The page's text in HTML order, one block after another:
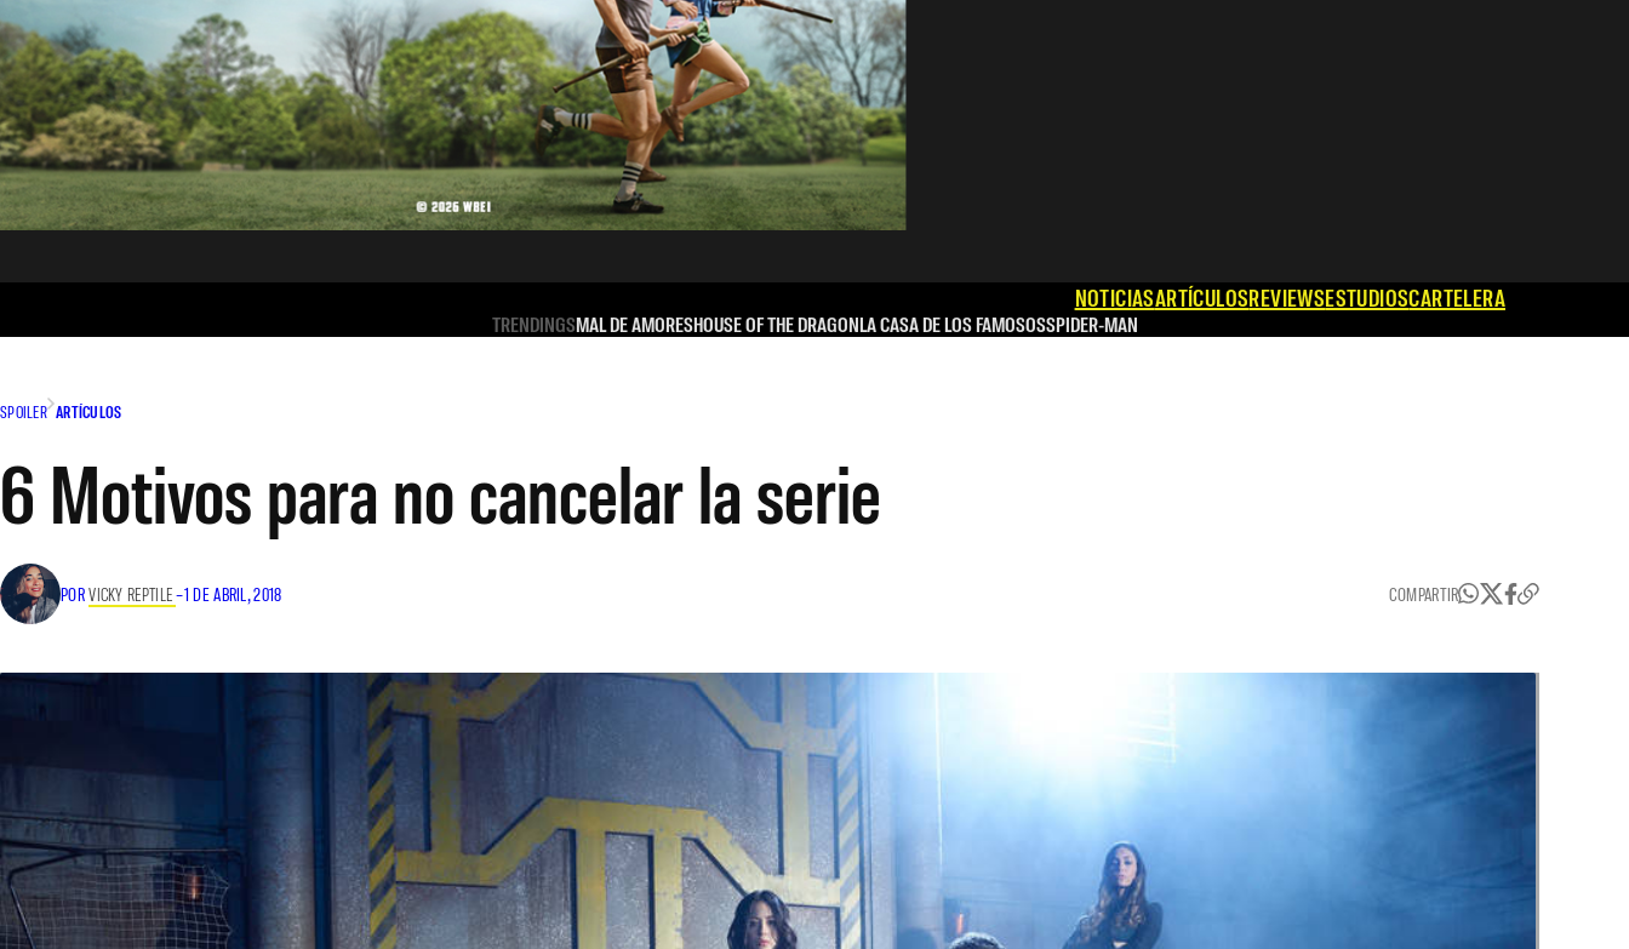
NOTICIASARTÍCULOSREVIEWSESTUDIOSCARTELERA
TRENDINGSMAL DE AMORESHOUSE OF THE DRAGONLA CASA DE LOS FAMOSOSSPIDER-MAN
SPOILER ARTÍCULOS
6 Motivos para no cancelar la serie
PORVICKY REPTILE–1 DE ABRIL, 2018 COMPARTIR